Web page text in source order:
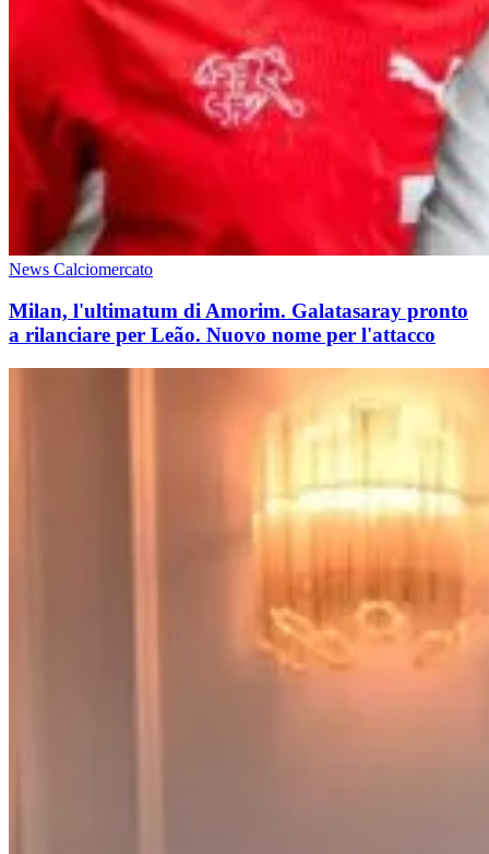
News Calciomercato
Milan, l'ultimatum di Amorim. Galatasaray pronto
a rilanciare per Leão. Nuovo nome per l'attacco